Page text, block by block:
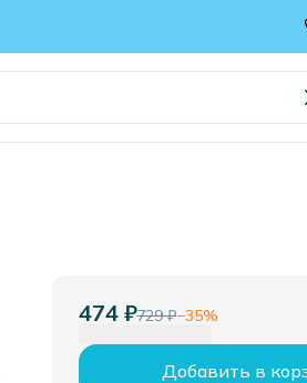
474 ₽729 ₽−35%
Добавить в